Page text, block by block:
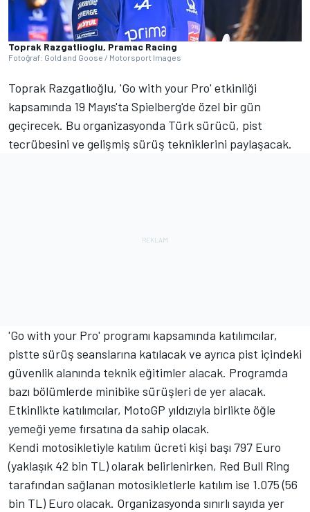
Toprak Razgatlioglu, Pramac Racing
Fotoğraf: Gold and Goose / Motorsport Images
Toprak Razgatlıoğlu, 'Go with your Pro' etkinliği
kapsamında 19 Mayıs'ta Spielberg'de özel bir gün
geçirecek. Bu organizasyonda Türk sürücü, pist
tecrübesini ve gelişmiş sürüş tekniklerini paylaşacak.
'Go with your Pro' programı kapsamında katılımcılar,
pistte sürüş seanslarına katılacak ve ayrıca pist içindeki
güvenlik alanında teknik eğitimler alacak. Programda
bazı bölümlerde minibike sürüşleri de yer alacak.
Etkinlikte katılımcılar, MotoGP yıldızıyla birlikte öğle
yemeği yeme fırsatına da sahip olacak.
Kendi motosikletiyle katılım ücreti kişi başı 797 Euro
(yaklaşık 42 bin TL) olarak belirlenirken, Red Bull Ring
tarafından sağlanan motosikletlerle katılım ise 1.075 (56
bin TL) Euro olacak. Organizasyonda sınırlı sayıda yer